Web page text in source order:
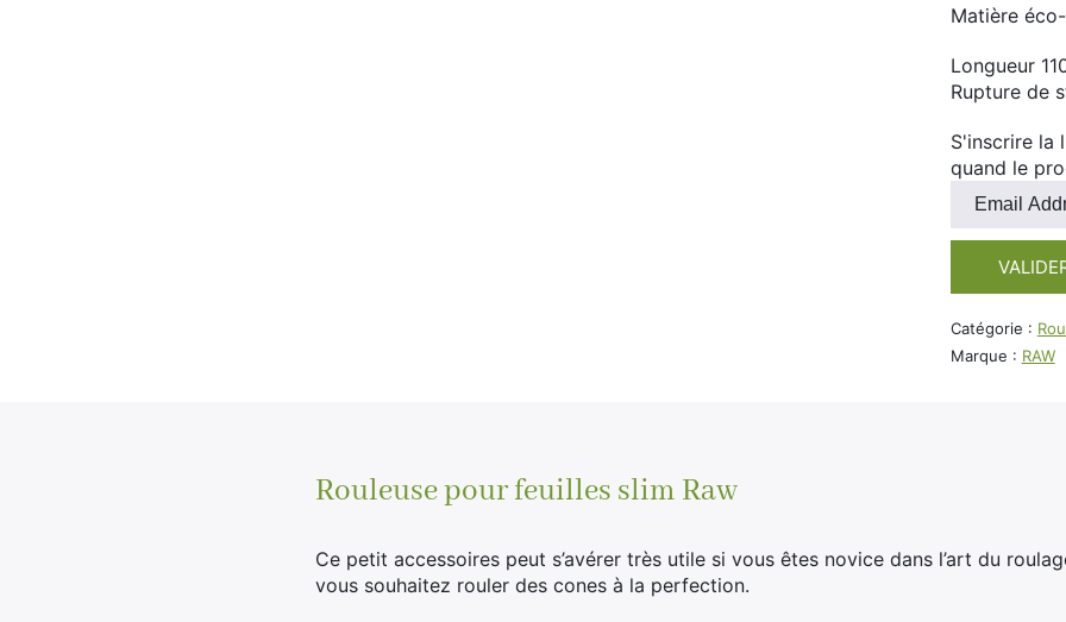
Matière
Longueur
Rupture de
S'inscrire la
quand le
Entrez
adresse
mail
pour
rejoindre
Catégorie :
Marque : RAW
Rouleuse pour feuilles slim Raw
Ce petit accessoires peut s’avérer très utile si vous êtes novice dans l’art du
vous souhaitez rouler des cones à la perfection.